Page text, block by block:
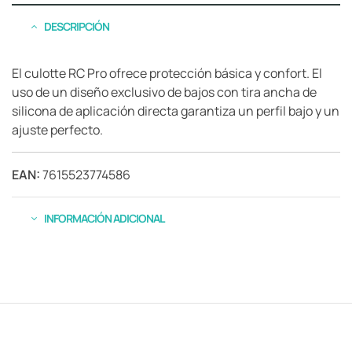
DESCRIPCIÓN
El culotte RC Pro ofrece protección básica y confort. El
uso de un diseño exclusivo de bajos con tira ancha de
silicona de aplicación directa garantiza un perfil bajo y un
ajuste perfecto.
EAN:7615523774586
INFORMACIÓN ADICIONAL